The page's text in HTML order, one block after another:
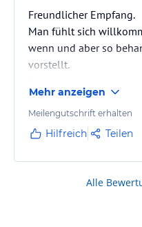
Freundlicher Empfang.
Man fühlt sich
wenn und aber so
vorstellt.
Zimmerservice
Teuer: ja ... es ist seinen
Mehr anzeigen
Meilengutschrift erhalten
Hilfreich Teilen
Alle